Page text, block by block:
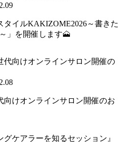
タイルKAKIZOME2026～書きた
」を開催します🗻
向けオンラインサロン開催のお